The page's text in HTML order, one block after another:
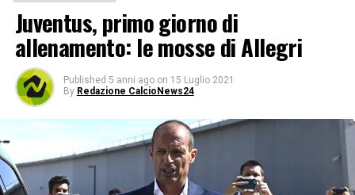
Juventus, primo giorno di
allenamento: le mosse di Allegri
Published 5 anni ago on 15 Luglio 2021
By Redazione CalcioNews24